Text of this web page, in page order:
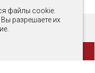
файлы cookie.
разрешаете их
2016-2026 «Люк-ОптТорг»